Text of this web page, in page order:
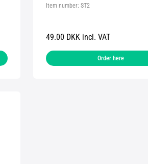
Item number: ST2
49.00 DKK incl. VAT
Order here